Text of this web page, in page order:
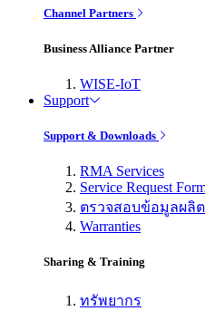
Channel Partners
Business Alliance Partner
WISE-IoT
Support
Support & Downloads
RMA Services
Service Request
ตรวจสอบข้อมูลผ
Warranties
Sharing & Training
ทรัพยากร